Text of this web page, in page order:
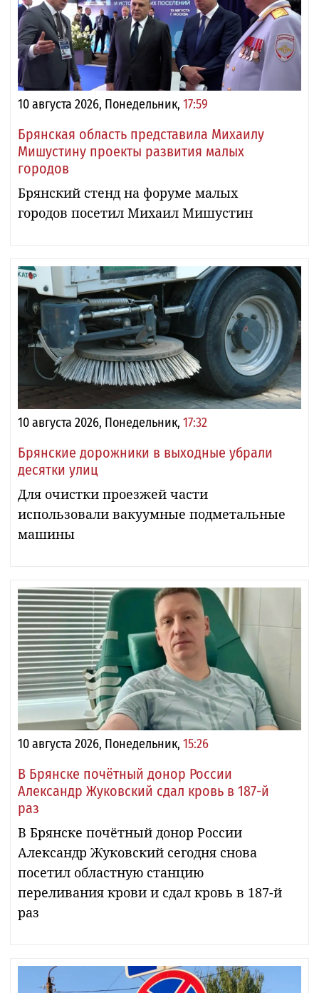
10 августа 2026, Понедельник, 17:59
Брянская область представила Михаилу
Мишустину проекты развития малых
городов
Брянский стенд на форуме малых
городов посетил Михаил Мишустин
10 августа 2026, Понедельник, 17:32
Брянские дорожники в выходные убрали
десятки улиц
Для очистки проезжей части
использовали вакуумные подметальные
машины
10 августа 2026, Понедельник, 15:26
В Брянске почётный донор России
Александр Жуковский сдал кровь в 187-й
раз
В Брянске почётный донор России
Александр Жуковский сегодня снова
посетил областную станцию
переливания крови и сдал кровь в 187-й
раз